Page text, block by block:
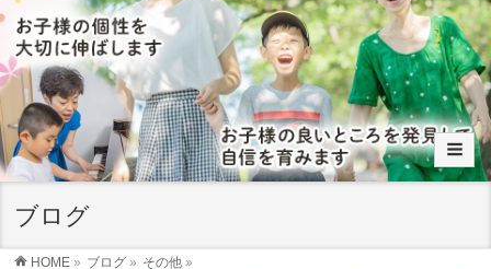
ブログ
HOME » ブログ » その他 »